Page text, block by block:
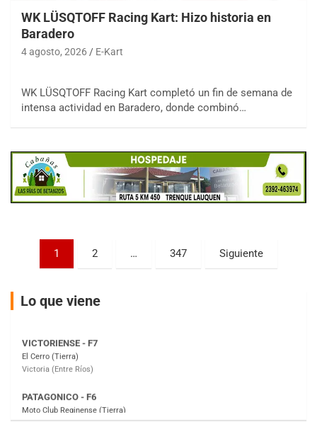
WK LÜSQTOFF Racing Kart: Hizo historia en
Baradero
4 agosto, 2026 E-Kart
WK LÜSQTOFF Racing Kart completó un fin de semana de
intensa actividad en Baradero, donde combinó…
Paginación
entradas
1 2 … 347 Siguiente
Lo que viene
08/09-AGO
Ramiro Tot (Asfalto)
KDO - F6
Ciudad de Trenque Lauquen (Asfalto)
Trenque Lauquen (Buenos Aires)
Villaguay (Entre Ríos)
Victoria (Entre Ríos)
Moto Club Reginense (Tierra)
Gral. E. Godoy (Río Negro)
Juventud Unida (Tierra)
Humboldt (Santa Fe)